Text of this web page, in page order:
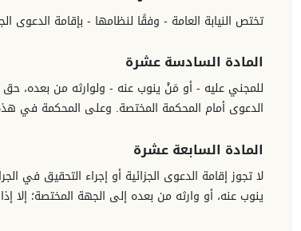
تختص النيابة العامة - وفقًا لنظامها - بإقامة الدعوى
المادة السادسة عشرة
للمجني عليه - أو مَنْ ينوب عنه - ولوارثه من بعده،
الدعوى أمام المحكمة المختصة. وعلى المحكمة في هذه
المادة السابعة عشرة
لا تجوز إقامة الدعوى الجزائية أو إجراء التحقيق في
ينوب عنه، أو وارثه من بعده إلى الجهة المختصة؛ إلا